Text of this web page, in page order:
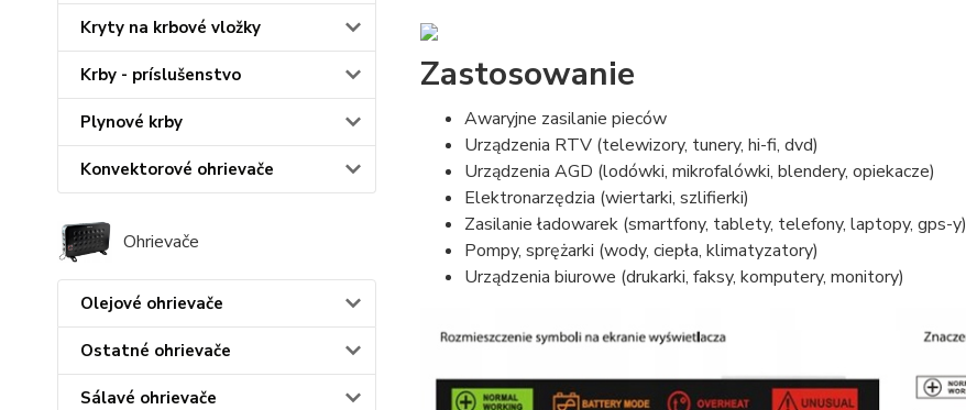
Kryty na krbové vložky
Krby - príslušenstvo
Plynové krby
Konvektorové ohrievače
Ohrievače
Olejové ohrievače
Ostatné ohrievače
Sálavé ohrievače
Zastosowanie
Awaryjne zasilanie pieców
Urządzenia RTV (telewizory, tunery, hi-fi, dvd)
Urządzenia AGD (lodówki, mikrofalówki, blendery, opiekacze)
Elektronarzędzia (wiertarki, szlifierki)
Zasilanie ładowarek (smartfony, tablety, telefony, laptopy, gps-y)
Pompy, sprężarki (wody, ciepła, klimatyzatory)
Urządzenia biurowe (drukarki, faksy, komputery, monitory)